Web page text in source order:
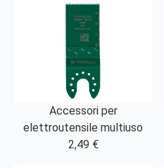
Accessori per
elettroutensile multiuso
2,49 €